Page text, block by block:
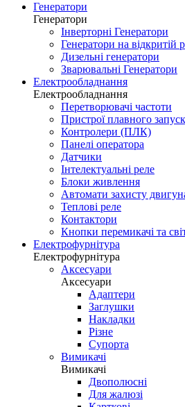
Генератори
Генератори
Інверторні Генератори
Генератори на відкритій
Дизельні генератори
Зварювальні Генератори
Електрообладнання
Електрообладнання
Перетворювачі частоти
Пристрої плавного
Контролери (ПЛК)
Панелі оператора
Датчики
Інтелектуальні реле
Блоки живлення
Автомати захисту
Теплові реле
Контактори
Кнопки перемикачі та
Електрофурнітура
Електрофурнітура
Аксесуари
Аксесуари
Адаптери
Заглушки
Накладки
Різне
Супорта
Вимикачі
Вимикачі
Двополюсні
Для жалюзі